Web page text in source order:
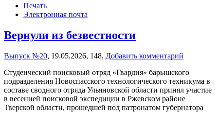
Печать
Электронная почта
Вернули из безвестности
Выпуск №20, 19.05.2026, 148, Добавить комментарий
Студенческий поисковый отряд «Гвардия» барышского
подразделения Новоспасского технологического техникума в
составе сводного отряда Ульяновской области принял участие
в весенней поисковой экспедиции в Ржевском районе
Тверской области, прошедшей под патронатом губернатора